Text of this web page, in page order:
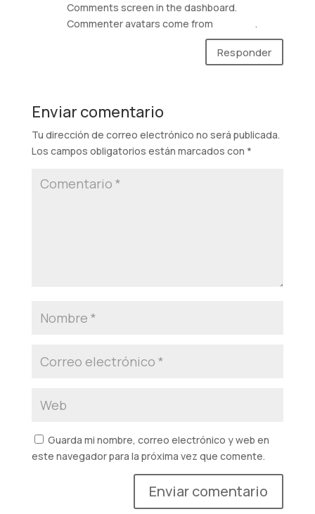
Comments screen in the dashboard.
Commenter avatars come from
.
Responder
Enviar comentario
Tu dirección de correo electrónico no será publicada.
Los campos obligatorios están marcados con *
Guarda mi nombre, correo electrónico y web en
este navegador para la próxima vez que comente.